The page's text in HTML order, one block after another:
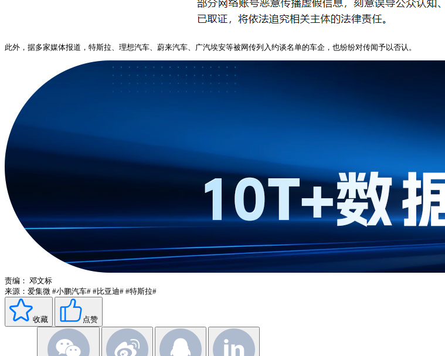
此外，据多家媒体报道，特斯拉、理想汽车、蔚来汽车、广汽埃安等被网传列入约谈名单的车企，也纷纷对传闻予以否认。
责编： 邓文标
来源：爱集微 #小鹏汽车# #比亚迪# #特斯拉#
收藏 点赞